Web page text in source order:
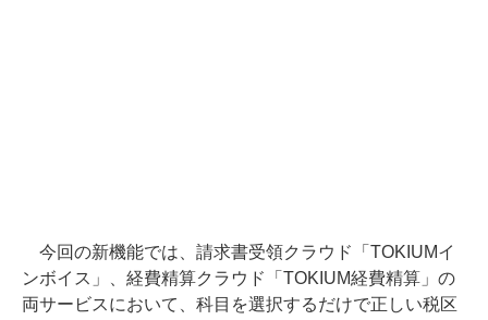
今回の新機能では、請求書受領クラウド「TOKIUMイ
ンボイス」、経費精算クラウド「TOKIUM経費精算」の
両サービスにおいて、科目を選択するだけで正しい税区